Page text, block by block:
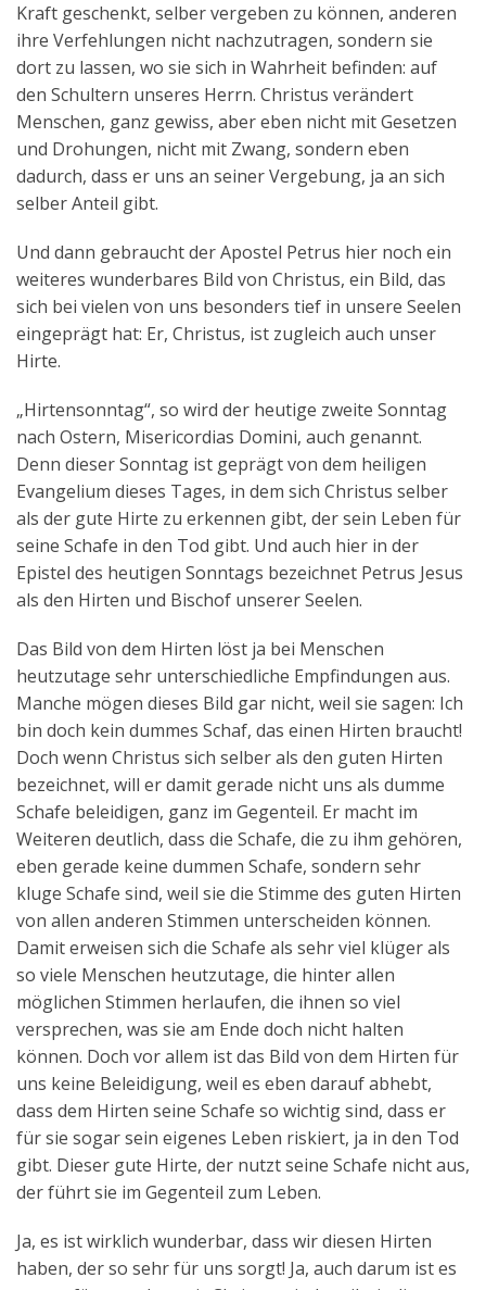
Kraft geschenkt, selber vergeben zu können, anderen
ihre Verfehlungen nicht nachzutragen, sondern sie
dort zu lassen, wo sie sich in Wahrheit befinden: auf
den Schultern unseres Herrn. Christus verändert
Menschen, ganz gewiss, aber eben nicht mit Gesetzen
und Drohungen, nicht mit Zwang, sondern eben
dadurch, dass er uns an seiner Vergebung, ja an sich
selber Anteil gibt.
Und dann gebraucht der Apostel Petrus hier noch ein
weiteres wunderbares Bild von Christus, ein Bild, das
sich bei vielen von uns besonders tief in unsere Seelen
eingeprägt hat: Er, Christus, ist zugleich auch unser
Hirte.
„Hirtensonntag“, so wird der heutige zweite Sonntag
nach Ostern, Misericordias Domini, auch genannt.
Denn dieser Sonntag ist geprägt von dem heiligen
Evangelium dieses Tages, in dem sich Christus selber
als der gute Hirte zu erkennen gibt, der sein Leben für
seine Schafe in den Tod gibt. Und auch hier in der
Epistel des heutigen Sonntags bezeichnet Petrus Jesus
als den Hirten und Bischof unserer Seelen.
Das Bild von dem Hirten löst ja bei Menschen
heutzutage sehr unterschiedliche Empfindungen aus.
Manche mögen dieses Bild gar nicht, weil sie sagen: Ich
bin doch kein dummes Schaf, das einen Hirten braucht!
Doch wenn Christus sich selber als den guten Hirten
bezeichnet, will er damit gerade nicht uns als dumme
Schafe beleidigen, ganz im Gegenteil. Er macht im
Weiteren deutlich, dass die Schafe, die zu ihm gehören,
eben gerade keine dummen Schafe, sondern sehr
kluge Schafe sind, weil sie die Stimme des guten Hirten
von allen anderen Stimmen unterscheiden können.
Damit erweisen sich die Schafe als sehr viel klüger als
so viele Menschen heutzutage, die hinter allen
möglichen Stimmen herlaufen, die ihnen so viel
versprechen, was sie am Ende doch nicht halten
können. Doch vor allem ist das Bild von dem Hirten für
uns keine Beleidigung, weil es eben darauf abhebt,
dass dem Hirten seine Schafe so wichtig sind, dass er
für sie sogar sein eigenes Leben riskiert, ja in den Tod
gibt. Dieser gute Hirte, der nutzt seine Schafe nicht aus,
der führt sie im Gegenteil zum Leben.
Ja, es ist wirklich wunderbar, dass wir diesen Hirten
haben, der so sehr für uns sorgt! Ja, auch darum ist es